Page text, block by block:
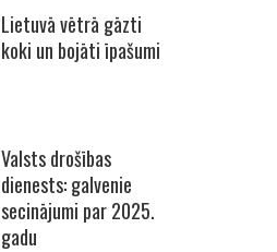
Lietuvā vētrā gāzti
koki un bojāti īpašumi
Valsts drošības
dienests: galvenie
secinājumi par 2025.
gadu